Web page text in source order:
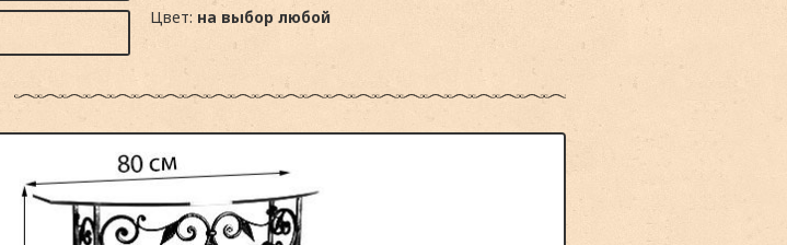
Цвет: на выбор любой